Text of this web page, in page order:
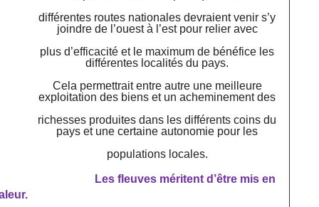
différentes routes nationales devraient venir s’y
joindre de l’ouest à l’est pour relier avec
plus d’efficacité et le maximum de bénéfice les
différentes localités du pays.
Cela permettrait entre autre une meilleure
exploitation des biens et un acheminement des
richesses produites dans les différents coins du
pays et une certaine autonomie pour les
populations locales.
Les fleuves méritent d’être mis en